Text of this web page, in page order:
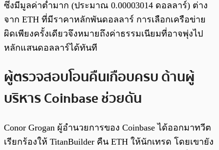
ซึ่งมีมูลค่าต่ำมาก (ประมาณ 0.00003014 ดอลลาร์) ต่าง
จาก ETH ที่มีราคาหลักพันดอลลาร์ การเลือกเครือข่าย
ผิดเพียงครั้งเดียวจึงหมายถึงค่าธรรมเนียมที่อาจพุ่งไป
หลักแสนดอลลาร์ได้ทันที
ผู้ตรวจสอบโอนคืนเกือบครบ ด้านผู้
บริหาร Coinbase ช่วยดัน
Conor Grogan ผู้อำนวยการของ Coinbase ได้ออกมาทวีต
เรียกร้องให้ TitanBuilder คืน ETH ให้นักเทรด โดยเขายัง